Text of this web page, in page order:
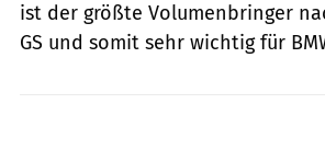
ist der größte Volumenbringer
GS und somit sehr wichtig für